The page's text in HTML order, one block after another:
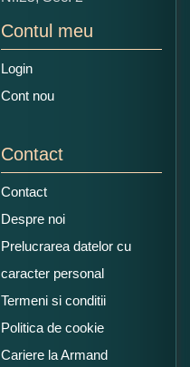
Contul meu
Login
Cont nou
Contact
Contact
Despre noi
Prelucrarea datelor cu
caracter personal
Termeni si conditii
Politica de cookie
Cariere la Armand